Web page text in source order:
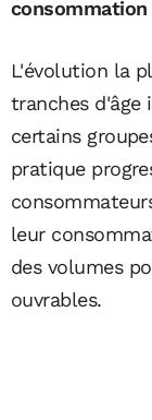
consommation
L'évolution la
tranches d'âge
certains
pratique
leur
des volumes
ouvrables.